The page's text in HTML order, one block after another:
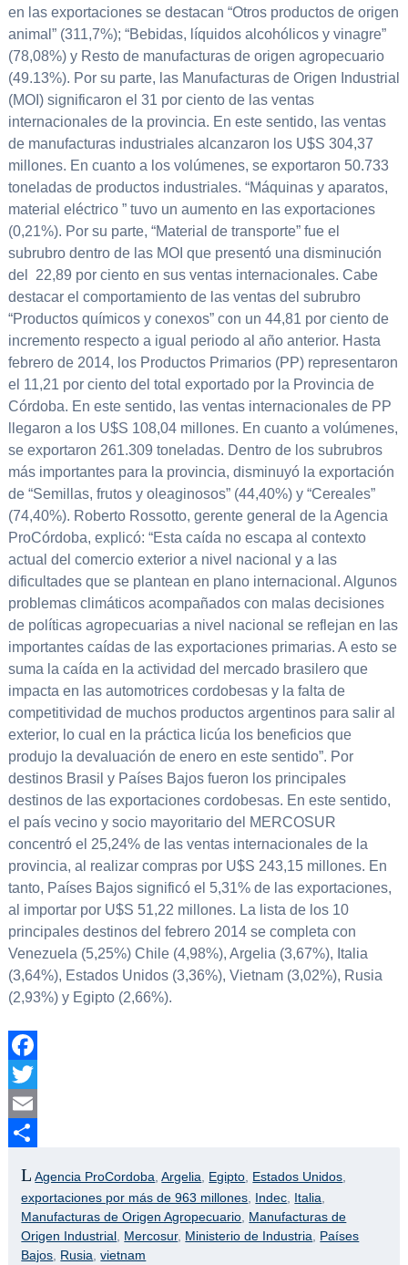
en las exportaciones se destacan “Otros productos de origen
animal” (311,7%); “Bebidas, líquidos alcohólicos y vinagre”
(78,08%) y Resto de manufacturas de origen agropecuario
(49.13%). Por su parte, las Manufacturas de Origen Industrial
(MOI) significaron el 31 por ciento de las ventas
internacionales de la provincia. En este sentido, las ventas
de manufacturas industriales alcanzaron los U$S 304,37
millones. En cuanto a los volúmenes, se exportaron 50.733
toneladas de productos industriales. “Máquinas y aparatos,
material eléctrico ” tuvo un aumento en las exportaciones
(0,21%). Por su parte, “Material de transporte” fue el
subrubro dentro de las MOI que presentó una disminución
del 22,89 por ciento en sus ventas internacionales. Cabe
destacar el comportamiento de las ventas del subrubro
“Productos químicos y conexos” con un 44,81 por ciento de
incremento respecto a igual periodo al año anterior. Hasta
febrero de 2014, los Productos Primarios (PP) representaron
el 11,21 por ciento del total exportado por la Provincia de
Córdoba. En este sentido, las ventas internacionales de PP
llegaron a los U$S 108,04 millones. En cuanto a volúmenes,
se exportaron 261.309 toneladas. Dentro de los subrubros
más importantes para la provincia, disminuyó la exportación
de “Semillas, frutos y oleaginosos” (44,40%) y “Cereales”
(74,40%). Roberto Rossotto, gerente general de la Agencia
ProCórdoba, explicó: “Esta caída no escapa al contexto
actual del comercio exterior a nivel nacional y a las
dificultades que se plantean en plano internacional. Algunos
problemas climáticos acompañados con malas decisiones
de políticas agropecuarias a nivel nacional se reflejan en las
importantes caídas de las exportaciones primarias. A esto se
suma la caída en la actividad del mercado brasilero que
impacta en las automotrices cordobesas y la falta de
competitividad de muchos productos argentinos para salir al
exterior, lo cual en la práctica licúa los beneficios que
produjo la devaluación de enero en este sentido”. Por
destinos Brasil y Países Bajos fueron los principales
destinos de las exportaciones cordobesas. En este sentido,
el país vecino y socio mayoritario del MERCOSUR
concentró el 25,24% de las ventas internacionales de la
provincia, al realizar compras por U$S 243,15 millones. En
tanto, Países Bajos significó el 5,31% de las exportaciones,
al importar por U$S 51,22 millones. La lista de los 10
principales destinos del febrero 2014 se completa con
Venezuela (5,25%) Chile (4,98%), Argelia (3,67%), Italia
(3,64%), Estados Unidos (3,36%), Vietnam (3,02%), Rusia
(2,93%) y Egipto (2,66%).
Facebook
Twitter
Email
Agencia ProCordoba ,Argelia Egipto Estados Unidos
exportaciones por más de 963 millones Indec Italia
Manufacturas de Origen Agropecuario Manufacturas de
Origen Industrial Mercosur, Ministerio de Industria
Países
Bajos Rusia ,vietnam